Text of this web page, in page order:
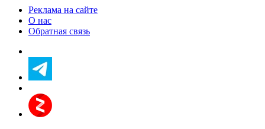
Реклама на сайте
О нас
Обратная связь